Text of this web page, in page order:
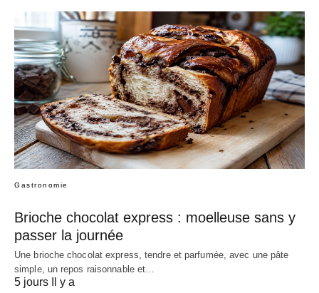
Gastronomie
Brioche chocolat express : moelleuse sans y
passer la journée
Une brioche chocolat express, tendre et parfumée, avec une pâte
simple, un repos raisonnable et…
5 jours Il y a